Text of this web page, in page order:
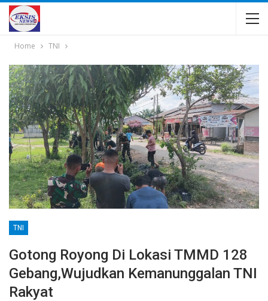
Home TNI
TNI
Gotong Royong Di Lokasi TMMD 128
Gebang,Wujudkan Kemanunggalan TNI
Rakyat